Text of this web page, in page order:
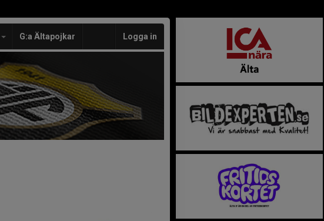
G:a Ältapojkar Logga in